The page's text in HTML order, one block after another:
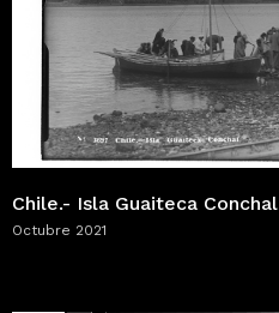
Chile.- Isla Guaiteca Conchal
Octubre 2021